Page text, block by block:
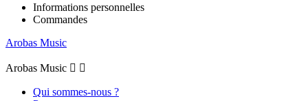
Informations personnelles
Commandes
Arobas Music
Arobas Music  
Qui sommes-nous ?